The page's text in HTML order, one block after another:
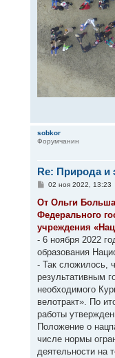
sobkor
Форумчанин
Re: Природа и
С
о
щ
е
н
и
е
02 ноя 2022, 13:23
От Ольги
Федерального
учреждения
- 6 ноября 2022
образования
- Так сложилось,
результативным
необходимого
велотракт». По
работы
Положение о
числе нормы
деятельности на